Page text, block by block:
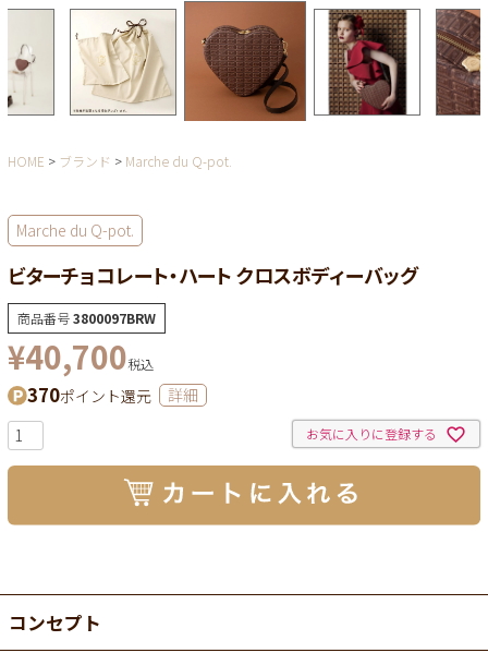
HOME ブランド Marche du Q-pot.
Marche du Q-pot.
ビターチョコレート・ハート クロスボディーバッグ
商品番号3800097BRW
¥40,700税込
370ポイント還元 詳細
お気に入りに登録する
コンセプト